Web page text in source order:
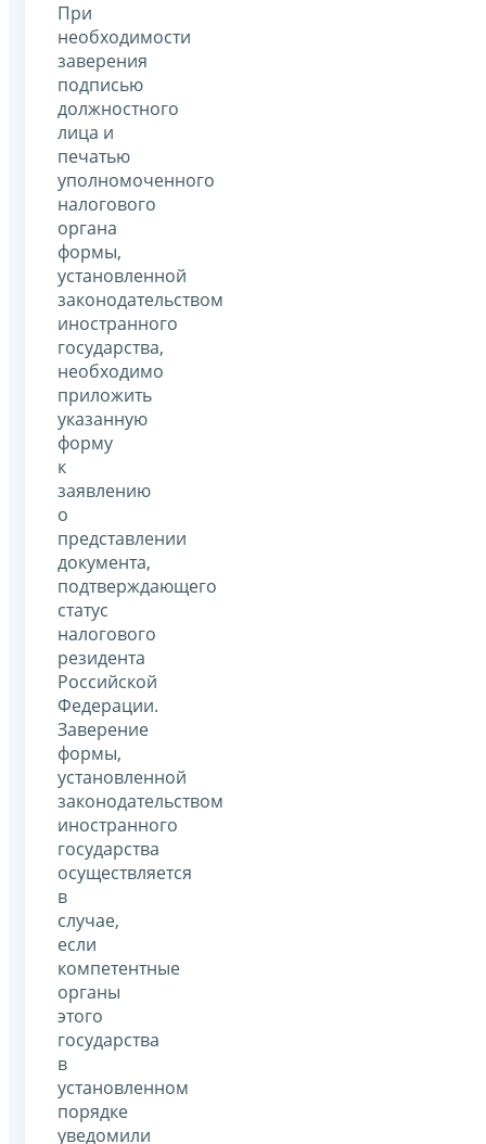
При
необходимости
заверения
подписью
должностного
лица и
печатью
уполномоченного
налогового
органа
формы,
установленной
законодательством
иностранного
государства,
необходимо
приложить
указанную
форму
к
заявлению
о
представлении
документа,
подтверждающего
статус
налогового
резидента
Российской
Федерации.
Заверение
формы,
установленной
законодательством
иностранного
государства
осуществляется
в
случае,
если
компетентные
органы
этого
государства
в
установленном
порядке
уведомили